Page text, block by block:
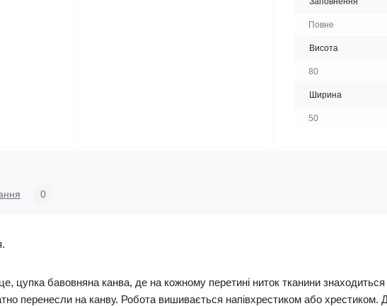
Повне
Висота
80
Ширина
50
0
цупка бавовняна канва, де на кожному перетині ниток тканини
перенесли на канву. Робота вишивається напівxрестиком або xрестиком.